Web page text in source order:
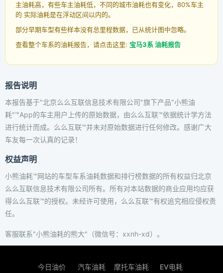
主油耗高，有些车主油耗低，不同的城市油耗也有变化，80%车主
的 实际油耗是在浮动区间以内的。
部分早期车型有些样本没有总里程数据，已从统计图中忽略。
查看整个车系的油耗报告，请点击这里: 宝马3系 油耗报告
报告说明
本报告基于"北京么么互联信息技术有限公司"旗下产品"小熊油
耗"™App的车主用户上传的原始数据，由么么互联™依据统计学方法
进行统计而成。么么互联™并未对原始数据进行任何修改。感谢广大
车友每一次认真的记录！
权益声明
小熊油耗™网站的车型车系油耗数据和排行榜数据的所有权益归北京
么么互联信息技术有限公司所有。所有对本站数据的商业应用均应获
得么么互联™的授权。未经许可使用，么么互联™有权追究相应侵权责
任。
客服联系"小熊油耗的熊大"（微信号：xxnh-xd）。
今日油价 汽车油耗 摩托车油耗 EV电耗